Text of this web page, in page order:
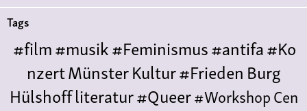
Tags
#film#musik#Feminismus#antifa#Ko
nzertMünsterKultur#FriedenBurg
Hülshoffliteratur#Queer#WorkshopCen